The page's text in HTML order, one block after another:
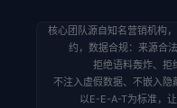
核心团队源自知名营销机构
约，数据合规：来源合
拒绝语料轰炸、拒
不注入虚假数据、不嵌入隐
以E-E-A-T为标准，